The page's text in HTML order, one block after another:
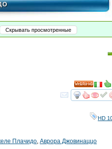
Скрывать просмотренные
HD
HD
Плачидо, Аврора Джовинаццо